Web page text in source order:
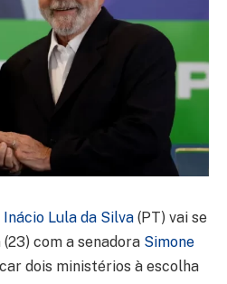
Inácio Lula da Silva (PT) vai se
com a senadora Simone
dois ministérios à escolha